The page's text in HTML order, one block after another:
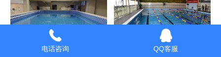
电话咨询 QQ客服